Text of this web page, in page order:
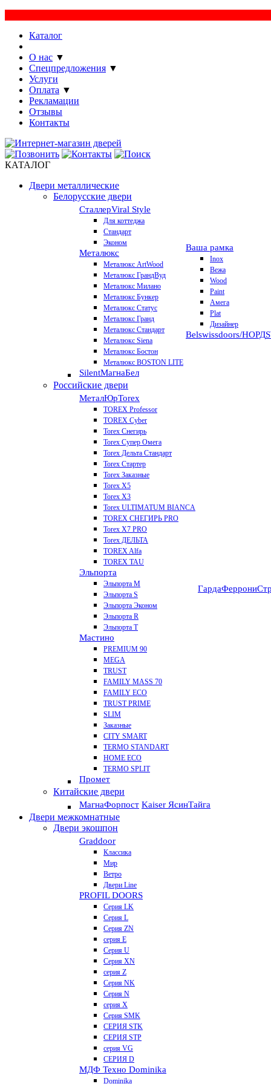
Каталог
О нас ▼
Спецпредложения ▼
Услуги
Оплата ▼
Рекламации
Отзывы
Контакты
КАТАЛОГ
Двери металлические
Белорусские двери
СталлерViral Style
Для коттеджа
Стандарт
Эконом
Металюкс
Металюкс ArtWood
Металюкс ГрандВуд
Металюкс Милано
Металюкс Бункер
Металюкс Статус
Металюкс Гранд
Металюкс Стандарт
Металюкс Siena
Металюкс Бостон
Металюкс BOSTON LITE
SilentМагнаБел
Ваша рамка
Inox
Вежа
Wood
Paint
Амега
Plat
Дизайнер
Belswissdoors/НОРД
Российские двери
МеталЮрTorex
TOREX Professor
TOREX Cyber
Torex Снегирь
Torex Супер Омега
Torex Дельта Стандарт
Torex Стартер
Torex Заказные
Torex Х5
Torex Х3
Torex ULTIMATUM BIANCA
TOREX СНЕГИРЬ PRO
Torex X7 PRO
Torex ДЕЛЬТА
TOREX Alfa
TOREX TAU
Эльпорта
Эльпорта M
Эльпорта S
Эльпорта Эконом
Эльпорта R
Эльпорта Т
Мастино
PREMIUM 90
MEGA
TRUST
FAMILY MASS 70
FAMILY ECO
TRUST PRIME
SLIM
Заказные
CITY SMART
TERMO STANDART
HOME ECO
ТЕRМО SPLIT
Промет
ГардаФеррони
Китайские двери
МагнаФорпост Kaiser ЯсинТайга
Двери межкомнатные
Двери экошпон
Graddoor
Классика
Мир
Ветро
Двери Line
PROFIL DOORS
Серия LK
Серия L
Серия ZN
серия E
Серия U
Серия XN
серия Z
Серия NK
Серия N
серия X
Серия SMK
СЕРИЯ STK
СЕРИЯ STP
серия VG
СЕРИЯ D
МДФ Техно Dominika
Dominika